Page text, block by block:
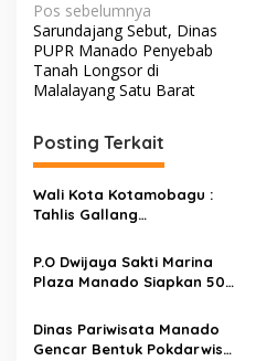
N
a
v
i
g
a
s
i
p
o
s
Pos sebelumnya
Sarundajang Sebut, Dinas
PUPR Manado Penyebab
Tanah Longsor di
Malalayang Satu Barat
Posting Terkait
Wali Kota Kotamobagu :
Tahlis Gallang
Motor Penggerak Program
Strategis Prov Sulut
P.O Dwijaya Sakti Marina
Plaza Manado Siapkan 500
Lonjakan Pemudik Lebaran
2023, Booking
Dinas Pariwisata Manado
Gencar Bentuk Pokdarwis